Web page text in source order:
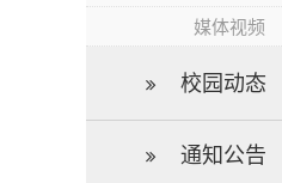
媒体视频
校园动态
通知公告